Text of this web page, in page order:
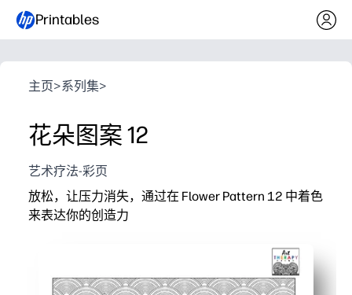
Printables
主页>系列集>
花朵图案 12
艺术疗法-彩页
放松，让压力消失，通过在 Flower Pattern 12 中着色
来表达你的创造力
几分钟内即可打印-无需准备，只需拿起蜡笔或记号笔即
舒缓的花香可帮助您集中精力、放松身心和恢复精力